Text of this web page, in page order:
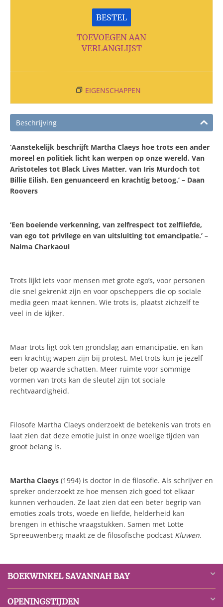
BESTEL
TOEVOEGEN AAN
VERLANGLIJST
EIGENSCHAPPEN
Beschrijving
‘Aanstekelijk beschrijft Martha Claeys hoe trots een ander
moreel en politiek licht kan werpen op onze wereld. Van
Aristoteles tot Black Lives Matter, van Iris Murdoch tot
Billie Eilish. Een genuanceerd en krachtig betoog.’ – Daan
Roovers
‘Een boeiende verkenning, van zelfrespect tot zelfliefde,
van ego tot privilege en van uitsluiting tot emancipatie.’ –
Naima Charkaoui
Trots lijkt iets voor mensen met grote ego’s, voor personen
die snel gekrenkt zijn en voor opscheppers die op sociale
media geen maat kennen. Wie trots is, plaatst zichzelf te
veel in de kijker.
Maar trots ligt ook ten grondslag aan emancipatie, en kan
een krachtig wapen zijn bij protest. Met trots kun je jezelf
beter op waarde schatten. Meer ruimte voor sommige
vormen van trots kan de sleutel zijn tot sociale
rechtvaardigheid.
Filosofe Martha Claeys onderzoekt de betekenis van trots en
laat zien dat deze emotie juist in onze woelige tijden van
groot belang is.
Martha Claeys (1994) is doctor in de filosofie. Als schrijver en
spreker onderzoekt ze hoe mensen zich goed tot elkaar
kunnen verhouden. Ze laat zien dat een beter begrip van
emoties zoals trots, woede en liefde, helderheid kan
brengen in ethische vraagstukken. Samen met Lotte
Spreeuwenberg maakt ze de filosofische podcast Kluwen.
BOEKWINKEL SAVANNAH BAY
OPENINGSTIJDEN